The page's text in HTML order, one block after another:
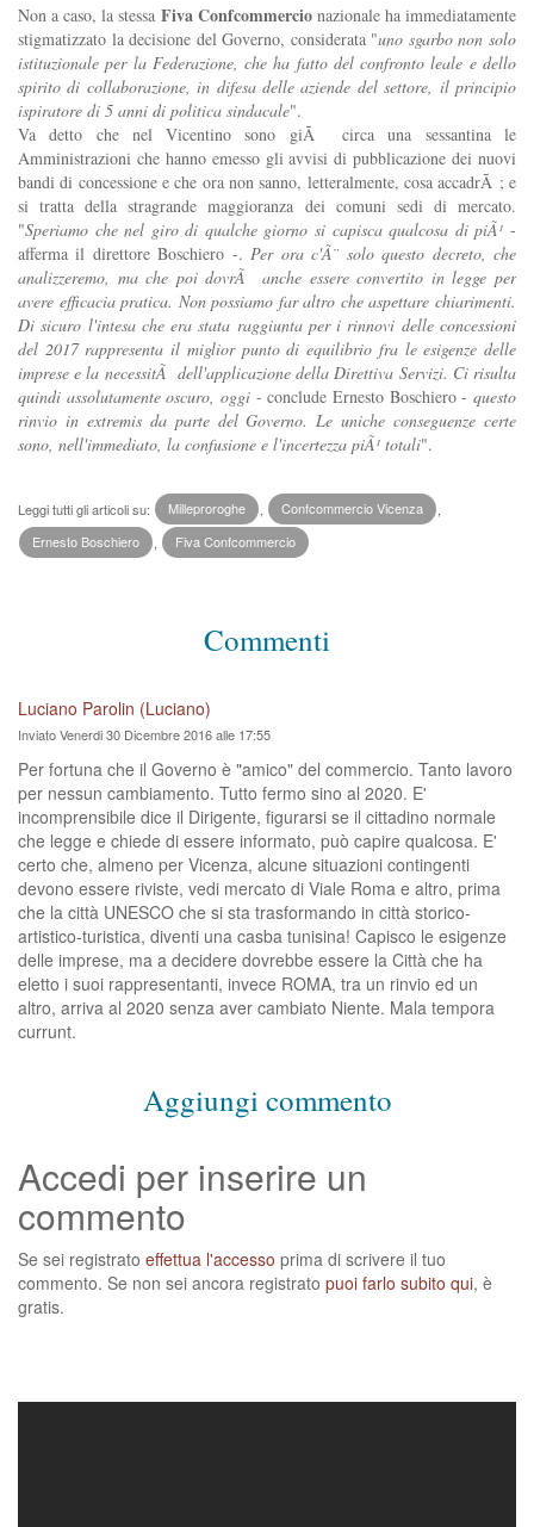
Non a caso, la stessa Fiva Confcommercionazionale ha immediatamente
stigmatizzato la decisione del Governo, considerata "uno sgarbo non solo
istituzionale per la Federazione, che ha fatto del confronto leale e dello
spirito di collaborazione, in difesa delle aziende del settore, il principio
ispiratore di 5 anni di politica sindacale".
Va detto che nel Vicentino sono giÃ circa una sessantina le
Amministrazioni che hanno emesso gli avvisi di pubblicazione dei nuovi
bandi di concessione e che ora non sanno, letteralmente, cosa accadrÃ ; e
si tratta della stragrande maggioranza dei comuni sedi di mercato.
"Speriamo che nel giro di qualche giorno si capisca qualcosa di piÃ¹ -
afferma il direttore Boschiero -.Per ora c'Ã¨ solo questo decreto, che
analizzeremo, ma che poi dovrÃ anche essere convertito in legge per
avere efficacia pratica. Non possiamo far altro che aspettare chiarimenti.
Di sicuro l'intesa che era stata raggiunta per i rinnovi delle concessioni
del 2017 rappresenta il miglior punto di equilibrio fra le esigenze delle
imprese e la necessitÃ dell'applicazione della Direttiva Servizi. Ci risulta
quindi assolutamente oscuro, oggi - conclude Ernesto Boschiero -questo
rinvio in extremis da parte del Governo. Le uniche conseguenze certe
sono, nell'immediato, la confusione e l'incertezza piÃ¹ totali".
Leggi tutti gli articoli su: Milleproroghe Confcommercio Vicenza
Ernesto Boschiero
Fiva Confcommercio
Commenti
Luciano Parolin (Luciano)
Inviato Venerdi 30 Dicembre 2016 alle 17:55
Per fortuna che il Governo è "amico" del commercio. Tanto lavoro
per nessun cambiamento. Tutto fermo sino al 2020. E'
incomprensibile dice il Dirigente, figurarsi se il cittadino normale
che legge e chiede di essere informato, può capire qualcosa. E'
certo che, almeno per Vicenza, alcune situazioni contingenti
devono essere riviste, vedi mercato di Viale Roma e altro, prima
che la città UNESCO che si sta trasformando in città storico-
artistico-turistica, diventi una casba tunisina! Capisco le esigenze
delle imprese, ma a decidere dovrebbe essere la Città che ha
eletto i suoi rappresentanti, invece ROMA, tra un rinvio ed un
altro, arriva al 2020 senza aver cambiato Niente. Mala tempora
currunt.
Aggiungi commento
Accedi per inserire un
commento
Se sei registrato effettua l'accesso prima di scrivere il tuo
commento. Se non sei ancora registrato puoi farlo subito qui, è
gratis.